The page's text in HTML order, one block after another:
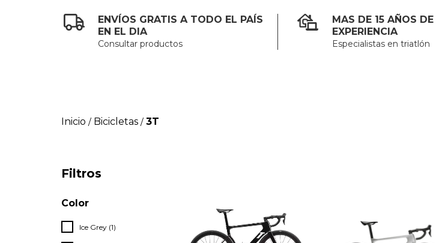
ENVÍOS GRATIS A TODO EL PAÍS
EN EL DIA
Consultar productos
MAS DE 15 AÑOS DE
EXPERIENCIA
Especialistas en triatlón
Inicio / Bicicletas / 3T
Filtros
Color
Ice Grey (1)